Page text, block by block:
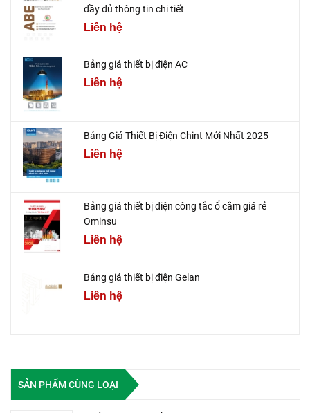
đầy đủ thông tin chi tiết
Liên hệ
Bảng giá thiết bị điện AC
Liên hệ
Bảng Giá Thiết Bị Điện Chint Mới Nhất 2025
Liên hệ
Bảng giá thiết bị điện công tắc ổ cắm giá rẻ
Ominsu
Liên hệ
Bảng giá thiết bị điện Gelan
Liên hệ
SẢN PHẨM CÙNG LOẠI